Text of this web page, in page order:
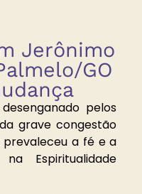
Jerônimo
GO
pelos
grave congestão
prevaleceu a fé e a
Espiritualidade